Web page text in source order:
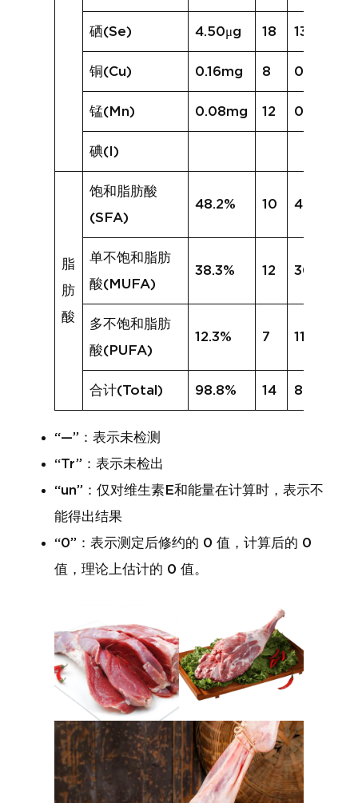
硒(Se) 4.50μg 18 13.90μg
铜(Cu) 0.16mg 8 0.41mg
锰(Mn) 0.08mg 12 0.12mg
碘(I)
脂
肪
酸
饱和脂肪酸
(SFA)
48.2% 10 40.4%
单不饱和脂肪
酸(MUFA)
38.3% 12 30.0%
多不饱和脂肪
酸(PUFA)
12.3% 7 11.6%
合计(Total) 98.8% 14 82.0%
“—”：表示未检测
“Tr”：表示未检出
“un”：仅对维生素E和能量在计算时，表示不
能得出结果
“0”：表示测定后修约的 0 值，计算后的 0
值，理论上估计的 0 值。